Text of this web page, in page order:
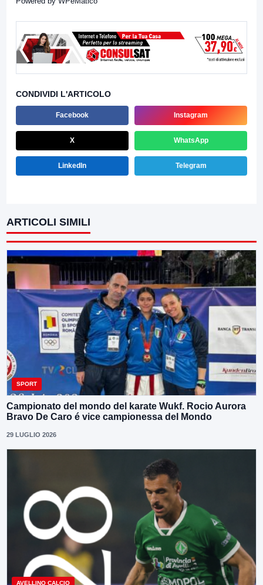
CONDIVIDI L'ARTICOLO
Facebook Instagram
X WhatsApp
LinkedIn Telegram
ARTICOLI SIMILI
SPORT
Campionato del mondo del karate Wukf. Rocio Aurora
Bravo De Caro é vice campionessa del Mondo
29 LUGLIO 2026
AVELLINO CALCIO